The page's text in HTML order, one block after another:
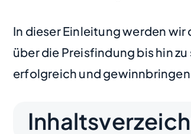
In dieser Einleitung werden
über die Preisfindung bis hin
erfolgreich und